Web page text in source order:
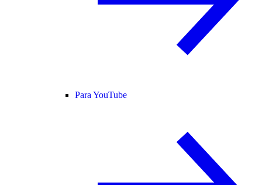
Para YouTube